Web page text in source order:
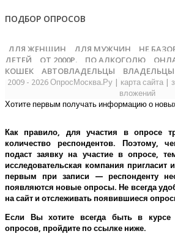
ПОДБОР ОПРОСОВ
ДЛЯ ЖЕНЩИН ДЛЯ МУЖЧИН НЕ
ДЕТЕЙ
ОТ 2000Р. ПО АЛКОГОЛЮ
КОШЕК
АВТОВЛАДЕЛЬЦЫ ВЛАДЕЛЬЦЫ
2009 - 2026 ОпросМосква.Ру| карта сайта|
вложений
Хотите первым получать информацию о
Как правило, для участия в опросе
количество респондентов. Поэтому,
подаст заявку на участие в опросе,
исследовательская компания пригласит
первым при записи — респонденту
появляются новые опросы. Не всегда
на сайт и отслеживать появившиеся
Если Вы хотите всегда быть в
опросов, пройдите по ссылке ниже.